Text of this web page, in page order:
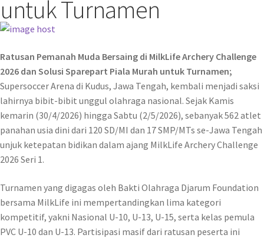
untuk Turnamen
Ratusan Pemanah Muda Bersaing di MilkLife Archery Challenge
2026 dan Solusi Sparepart Piala Murah untuk Turnamen;
Supersoccer Arena di Kudus, Jawa Tengah, kembali menjadi saksi
lahirnya bibit-bibit unggul olahraga nasional. Sejak Kamis
kemarin (30/4/2026) hingga Sabtu (2/5/2026), sebanyak 562 atlet
panahan usia dini dari 120 SD/MI dan 17 SMP/MTs se-Jawa Tengah
unjuk ketepatan bidikan dalam ajang MilkLife Archery Challenge
2026 Seri 1.
Turnamen yang digagas oleh Bakti Olahraga Djarum Foundation
bersama MilkLife ini mempertandingkan lima kategori
kompetitif, yakni Nasional U-10, U-13, U-15, serta kelas pemula
PVC U-10 dan U-13. Partisipasi masif dari ratusan peserta ini